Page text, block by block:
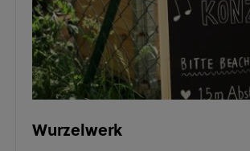
Wurzelwerk